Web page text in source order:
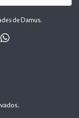
de Damus.